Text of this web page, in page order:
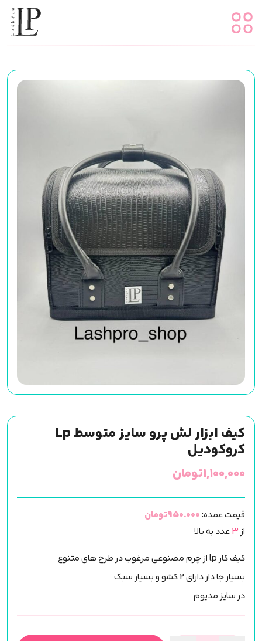
کیف ابزار لش پرو سایز متوسط Lp
کروکودیل
۱,۱۰۰,۰۰۰تومان
قیمت عمده:950.000تومان
از 3عدد به بالا
کیف کار lp از چرم مصنوعی مرغوب در طرح های متنوع
بسیار جا دار دارای 2 کشو و بسیار سبک
در سایز مدیوم